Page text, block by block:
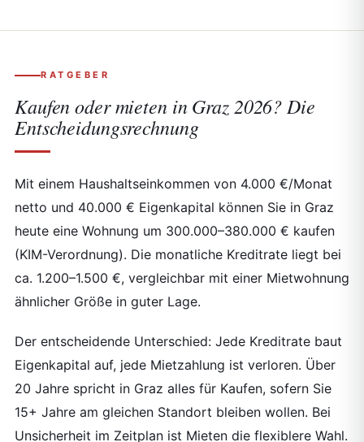
RATGEBER
Kaufen oder mieten in Graz 2026? Die
Entscheidungsrechnung
Mit einem Haushaltseinkommen von 4.000 €/Monat
netto und 40.000 € Eigenkapital können Sie in Graz
heute eine Wohnung um 300.000–380.000 € kaufen
(KIM-Verordnung). Die monatliche Kreditrate liegt bei
ca. 1.200–1.500 €, vergleichbar mit einer Mietwohnung
ähnlicher Größe in guter Lage.
Der entscheidende Unterschied: Jede Kreditrate baut
Eigenkapital auf, jede Mietzahlung ist verloren. Über
20 Jahre spricht in Graz alles für Kaufen, sofern Sie
15+ Jahre am gleichen Standort bleiben wollen. Bei
Unsicherheit im Zeitplan ist Mieten die flexiblere Wahl.